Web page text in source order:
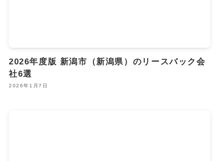
2026年度版 新潟市（新潟県）のリースバック会
社6選
2026年1月7日